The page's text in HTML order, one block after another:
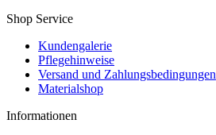
Shop Service
Kundengalerie
Pflegehinweise
Versand und Zahlungsbedingungen
Materialshop
Informationen